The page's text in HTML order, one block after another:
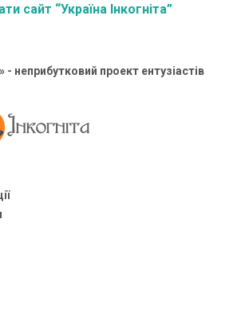
сайт “Україна Інкогніта”
- неприбутковий проект ентузіастів